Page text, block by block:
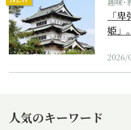
「
姫」
2026/
人気のキーワード